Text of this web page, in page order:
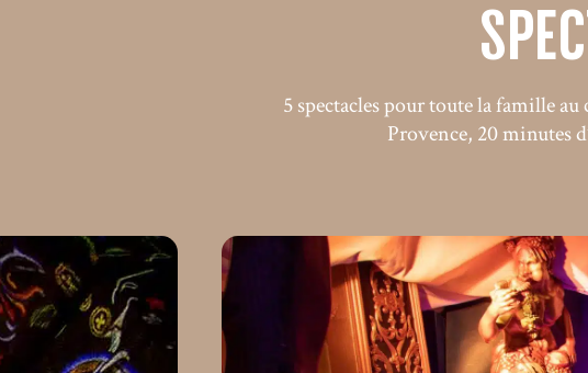
5 spectacles pour toute la famille
Provence, 20 minutes